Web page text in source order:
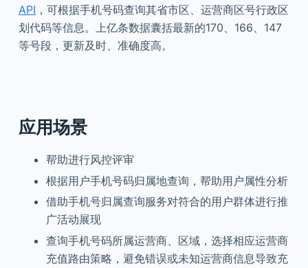
API ，可根据手机号码查询其省市区、运营商区号行政区
划代码等信息。上亿条数据囊括最新的170、166、147
等号段，更新及时、准确度高。
应用场景
帮助进行风控评审
根据用户手机号码归属地查询，帮助用户属性分析
借助手机号归属查询服务对符合的用户群体进行推
广活动展现
查询手机号码所属运营商、区域，选择相应运营商
充值路由策略，避免错误或未知运营商信息导致充